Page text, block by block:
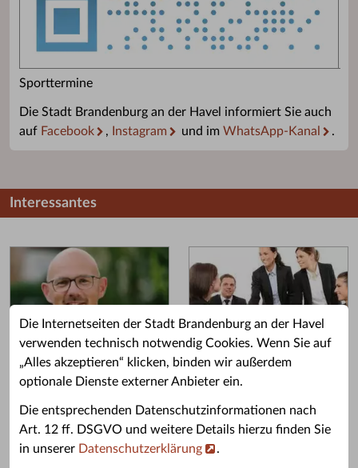
Die Internetseiten der Stadt Brandenburg an der Havel
verwenden technisch notwendig Cookies. Wenn Sie auf
„Alles akzeptieren“ klicken, binden wir außerdem
optionale Dienste externer Anbieter ein.
Die entsprechenden Datenschutzinformationen nach
Art. 12 ff. DSGVO und weitere Details hierzu finden Sie
in unserer Datenschutzerklärung .
Sporttermine
Die Stadt Brandenburg an der Havel informiert Sie auch
auf Facebook , Instagram und im WhatsApp-Kanal .
Interessantes
Grußwort des OB